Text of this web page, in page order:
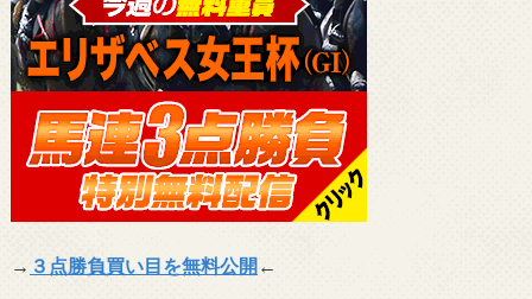
→ ３点勝負買い目を無料公開 ←